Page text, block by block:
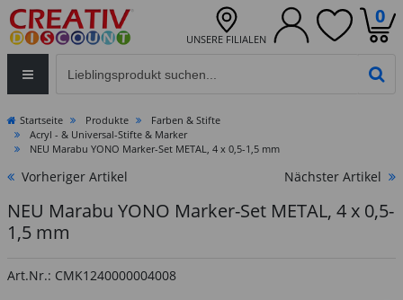
UNSERE FILIALEN
0
Startseite Produkte
Farben & Stifte
Acryl - & Universal-Stifte & Marker
NEU Marabu YONO Marker-Set METAL, 4 x 0,5-1,5 mm
Vorheriger Artikel Nächster Artikel
NEU Marabu YONO Marker-Set METAL, 4 x 0,5-
1,5 mm
Art.Nr.: CMK1240000004008